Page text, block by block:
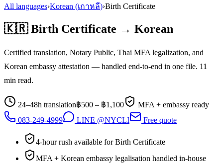
All languages›Korean (เกาหลี)›Birth Certificate
🇰🇷 Birth Certificate → Korean
Certified translation, Notary Public, Thai MFA legalization, and
Korean embassy attestation — handled end-to-end in one file. 11
min read.
24–48h translation฿500 – ฿1,100
MFA + embassy ready
083-249-4999
LINE @NYCLI Free quote
4-hour rush available for Birth Certificate
MFA + Korean embassy legalisation handled in-house